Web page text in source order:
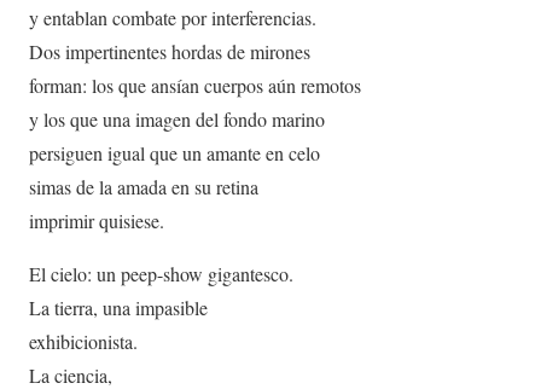
y entablan combate por interferencias.
Dos impertinentes hordas de mirones
forman: los que ansían cuerpos aún remotos
y los que una imagen del fondo marino
persiguen igual que un amante en celo
simas de la amada en su retina
imprimir quisiese.
El cielo: un peep-show gigantesco.
La tierra, una impasible
exhibicionista.
La ciencia,